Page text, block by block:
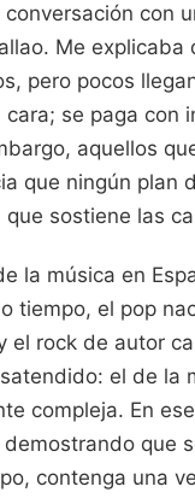
conversación con
Me
pero pocos
cara; se paga con
aquellos
que ningún plan
sostiene las
la música en
tiempo, el pop
el rock de autor
el de la
compleja. En
que
contenga una